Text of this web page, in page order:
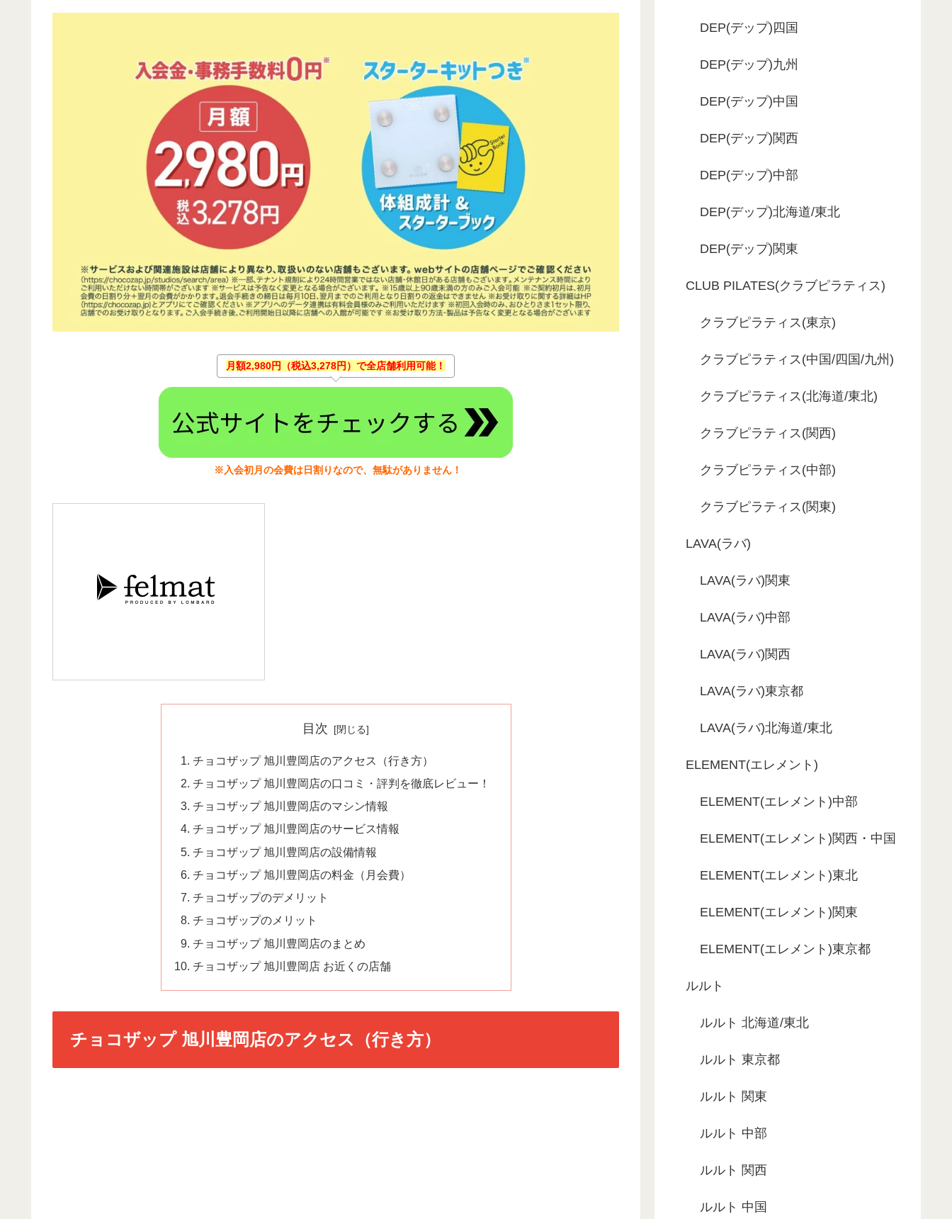
月額2,980円（税込3,278円）で全店舗利用可能！
※入会初月の会費は日割りなので、無駄がありません！
目次
チョコザップ 旭川豊岡店のアクセス（行き方）
チョコザップ 旭川豊岡店の口コミ・評判を徹底レビュー！
チョコザップ 旭川豊岡店のマシン情報
チョコザップ 旭川豊岡店のサービス情報
チョコザップ 旭川豊岡店の設備情報
チョコザップ 旭川豊岡店の料金（月会費）
チョコザップのデメリット
チョコザップのメリット
チョコザップ 旭川豊岡店のまとめ
チョコザップ 旭川豊岡店 お近くの店舗
チョコザップ 旭川豊岡店のアクセス（行き方）
DEP(デップ)四国
DEP(デップ)九州
DEP(デップ)中国
DEP(デップ)関西
DEP(デップ)中部
DEP(デップ)北海道/東北
DEP(デップ)関東
CLUB PILATES(クラブピラティス)
クラブピラティス(東京)
クラブピラティス(中国/四国/九州)
クラブピラティス(北海道/東北)
クラブピラティス(関西)
クラブピラティス(中部)
クラブピラティス(関東)
LAVA(ラバ)
LAVA(ラバ)関東
LAVA(ラバ)中部
LAVA(ラバ)関西
LAVA(ラバ)東京都
LAVA(ラバ)北海道/東北
ELEMENT(エレメント)
ELEMENT(エレメント)中部
ELEMENT(エレメント)関西・中国
ELEMENT(エレメント)東北
ELEMENT(エレメント)関東
ELEMENT(エレメント)東京都
ルルト
ルルト 北海道/東北
ルルト 東京都
ルルト 関東
ルルト 中部
ルルト 関西
ルルト 中国